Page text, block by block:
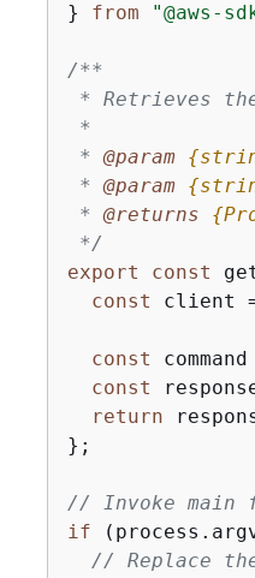
} from "@aws-
/**
* Retrieves
*
* @param {
* @param {
* @returns {
*/
export
const
const client
const
const
return
};
// Invoke
if
// Replace